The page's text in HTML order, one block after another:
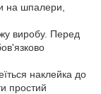
на шпалери,
виробу. Перед
наклейка до
простий